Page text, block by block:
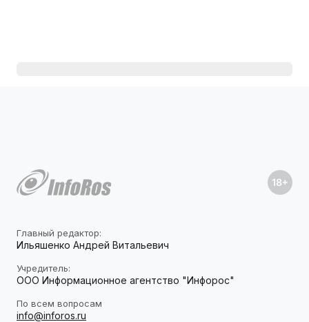
Главный редактор:
Ильяшенко Андрей Витальевич
Учредитель:
ООО Информационное агентство "Инфорос"
По всем вопросам
info@inforos.ru